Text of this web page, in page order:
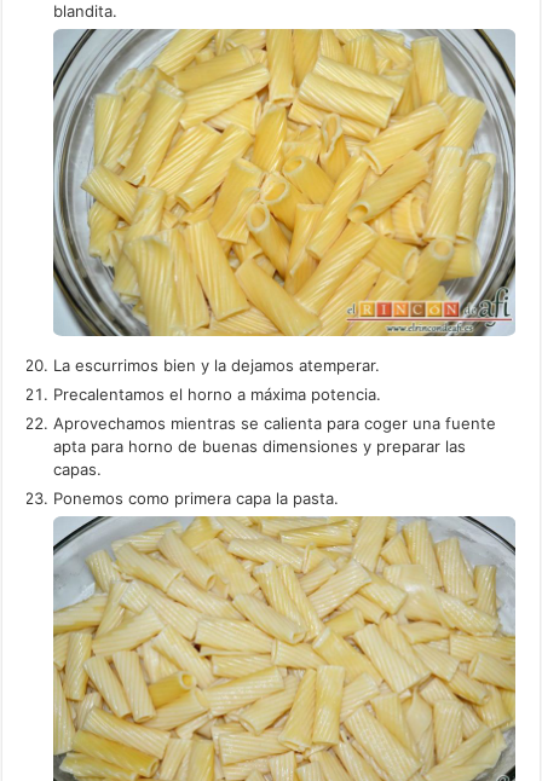
blandita.
La escurrimos bien y la dejamos atemperar.
Precalentamos el horno a máxima potencia.
Aprovechamos mientras se calienta para coger una fuente
apta para horno de buenas dimensiones y preparar las
capas.
Ponemos como primera capa la pasta.